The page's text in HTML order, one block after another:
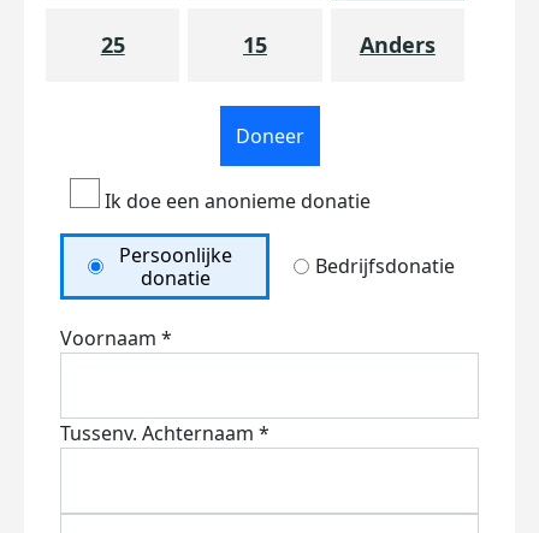
25 15 Anders
Doneer
Ik doe een anonieme donatie
Persoonlijke
donatie
Bedrijfsdonatie
Voornaam *
Tussenv. Achternaam *